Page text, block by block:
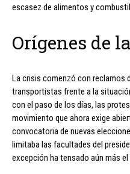
escasez de alimentos y
Orígenes de
La crisis comenzó con reclamos
transportistas frente a la
con el paso de los días, las
movimiento que ahora exige
convocatoria de nuevas
limitaba las facultades del
excepción ha tensado aún más